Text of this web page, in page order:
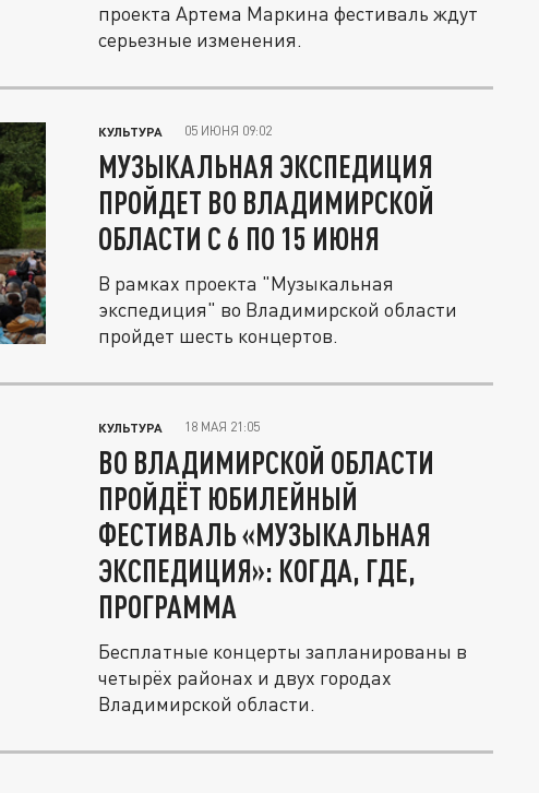
проекта Артема Маркина фестиваль ждут
серьезные изменения.
КУЛЬТУРА 05 ИЮНЯ 09:02
МУЗЫКАЛЬНАЯ ЭКСПЕДИЦИЯ
ПРОЙДЕТ ВО ВЛАДИМИРСКОЙ
ОБЛАСТИ С 6 ПО 15 ИЮНЯ
В рамках проекта "Музыкальная
экспедиция" во Владимирской области
пройдет шесть концертов.
КУЛЬТУРА 18 МАЯ 21:05
ВО ВЛАДИМИРСКОЙ ОБЛАСТИ
ПРОЙДЁТ ЮБИЛЕЙНЫЙ
ФЕСТИВАЛЬ «МУЗЫКАЛЬНАЯ
ЭКСПЕДИЦИЯ»: КОГДА, ГДЕ,
ПРОГРАММА
Бесплатные концерты запланированы в
четырёх районах и двух городах
Владимирской области.